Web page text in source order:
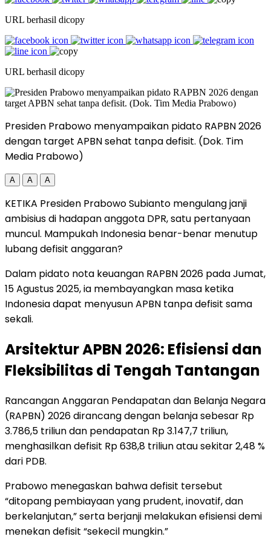
URL berhasil dicopy
URL berhasil dicopy
Presiden Prabowo menyampaikan pidato RAPBN 2026
dengan target APBN sehat tanpa defisit. (Dok. Tim
Media Prabowo)
A A A
KETIKA Presiden Prabowo Subianto mengulang janji
ambisius di hadapan anggota DPR, satu pertanyaan
muncul. Mampukah Indonesia benar-benar menutup
lubang defisit anggaran?
Dalam pidato nota keuangan RAPBN 2026 pada Jumat,
15 Agustus 2025, ia membayangkan masa ketika
Indonesia dapat menyusun APBN tanpa defisit sama
sekali.
Arsitektur APBN 2026: Efisiensi dan
Fleksibilitas di Tengah Tantangan
Rancangan Anggaran Pendapatan dan Belanja Negara
(RAPBN) 2026 dirancang dengan belanja sebesar Rp
3.786,5 triliun dan pendapatan Rp 3.147,7 triliun,
menghasilkan defisit Rp 638,8 triliun atau sekitar 2,48 %
dari PDB.
Prabowo menegaskan bahwa defisit tersebut
“ditopang pembiayaan yang prudent, inovatif, dan
berkelanjutan,” serta berjanji melakukan efisiensi demi
menekan defisit “sekecil mungkin.”